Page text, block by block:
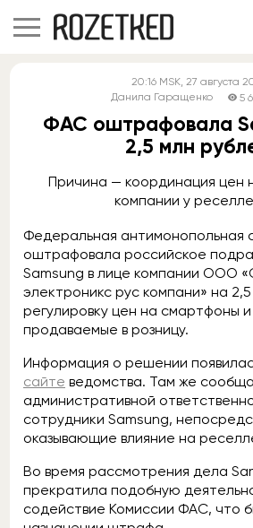
20:16 MSK, 27 августа
Данила Гаращенко
5
ФАС оштрафовала
2,5 млн
Причина — координация цен
компании у
Федеральная антимонопольная
оштрафовала российское
Samsung в лице компании ООО
электроникс рус компани» на
регулировку цен на смартфоны
продаваемые в розницу.
Информация о решении
сайте ведомства. Там же
административной
сотрудники Samsung,
оказывающие влияние на
Во время рассмотрения дела
прекратила подобную
содействие Комиссии ФАС, что